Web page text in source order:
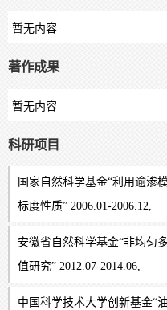
暂无内容
著作成果
暂无内容
科研项目
国家自然科学基金“利用逾渗
标度性质” 2006.01-2006.12,
安徽省自然科学基金“非均匀
值研究” 2012.07-2014.06,
中国科学技术大学创新基金“